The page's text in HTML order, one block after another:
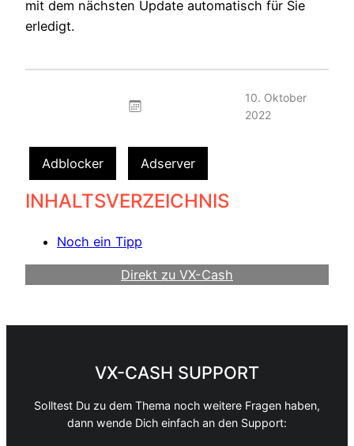
mit dem nächsten Update automatisch für Sie
erledigt.
10. Oktober
2022
Adblocker Adserver
INHALTSVERZEICHNIS
Noch ein Tipp
Direkt zu VX-Cash
VX-CASH SUPPORT
Solltest Du zu dem Thema noch weitere Fragen haben,
dann wende Dich einfach an den Support: